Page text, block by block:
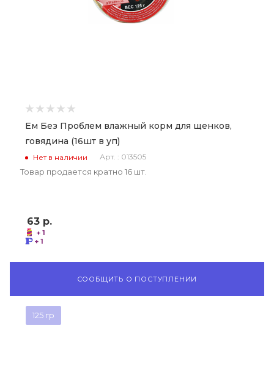
Ем Без Проблем влажный корм для щенков,
говядина (16шт в уп)
Нет в наличии Арт. : 013505
Товар продается кратно 16 шт.
63 р.
+ 1
+ 1
СООБЩИТЬ О ПОСТУПЛЕНИИ
125 гр